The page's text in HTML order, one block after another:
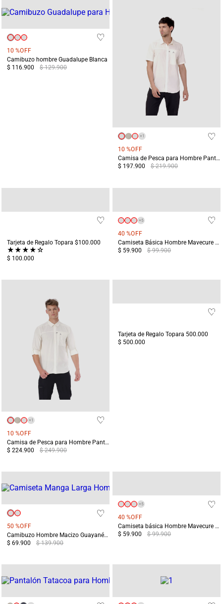
10 %OFF
Camibuzo hombre Guadalupe Blanca
$ 116.900
$ 129.900
+1
10 %OFF
Camisa de Pesca para Hombre Pantanal Blanca
$ 197.900
$ 219.900
Tarjeta de Regalo Topara $100.000
★★★★☆
$ 100.000
+5
40 %OFF
Camiseta Básica Hombre Mavecure Blanca
$ 59.900
$ 99.900
+1
10 %OFF
Camisa de Pesca para Hombre Pantanal Blanca
$ 224.900
$ 249.900
Tarjeta de Regalo Topara 500.000
$ 500.000
50 %OFF
Camibuzo Hombre Macizo Guayanés Blanca
$ 69.900
$ 139.900
+5
40 %OFF
Camiseta básica Hombre Mavecure Azul
$ 59.900
$ 99.900